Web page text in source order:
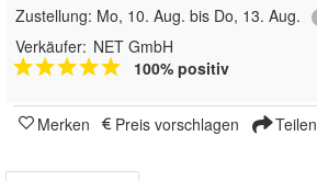
Zustellung: Mo, 10. Aug. bis Do, 13. Aug.
Verkäufer: NET GmbH
100% positiv
Merken Preis vorschlagen Teilen